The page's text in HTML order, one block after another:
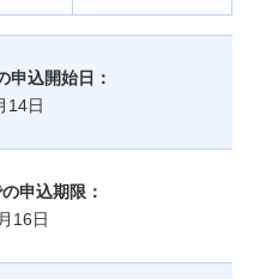
申込開始日：
14日
申込期限：
16日